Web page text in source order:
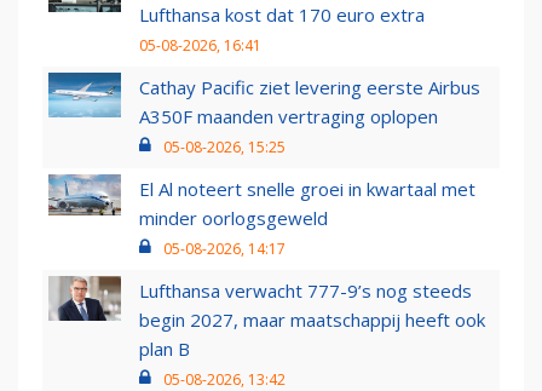
Lufthansa kost dat 170 euro extra
05-08-2026, 16:41
Cathay Pacific ziet levering eerste Airbus
A350F maanden vertraging oplopen
05-08-2026, 15:25
El Al noteert snelle groei in kwartaal met
minder oorlogsgeweld
05-08-2026, 14:17
Lufthansa verwacht 777-9’s nog steeds
begin 2027, maar maatschappij heeft ook
plan B
05-08-2026, 13:42